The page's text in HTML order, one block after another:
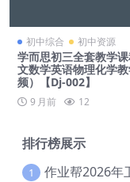
初中综合 初中资源
学而思初三全套教学
文数学英语物理化学
频）【Dj-002】
9 月前 12
排行榜展示
1